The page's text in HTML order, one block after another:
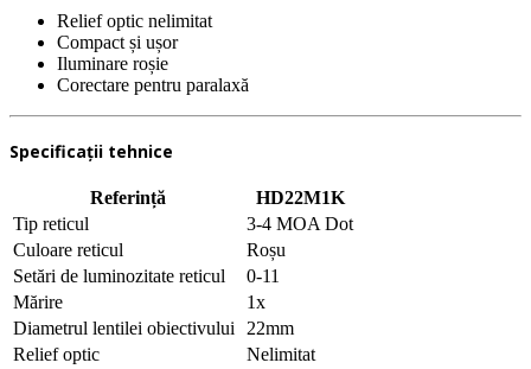
Relief optic nelimitat
Compact și ușor
Iluminare roșie
Corectare pentru paralaxă
Specificații tehnice
Referință
HD22M1K
Tip reticul
3-4 MOA Dot
Culoare reticul
Roșu
Setări de luminozitate reticul
0-11
Mărire
1x
Diametrul lentilei obiectivului
22mm
Relief optic
Nelimitat